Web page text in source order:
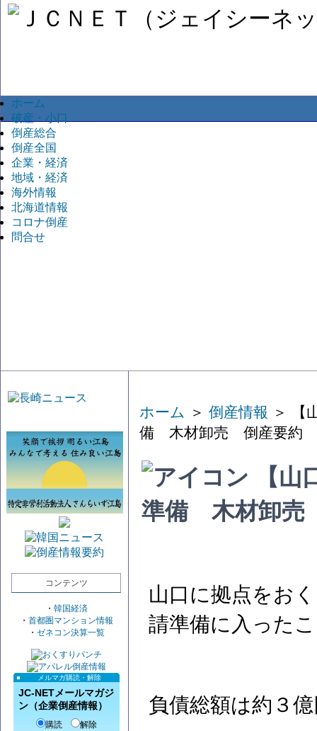
ホーム
破産・小口
倒産総合
倒産全国
企業・経済
地域・経済
海外情報
北海道情報
コロナ倒産
問合せ
コンテンツ
・ 韓国経済
・ 首都圏マンション情報
・ ゼネコン決算一覧
メルマガ購読・解除
JC-NETメールマガジ
ン（企業倒産情報）
購読 解除
ホーム ＞ 倒産情報 ＞ 【
備 木材卸売 倒産要約
【山
準備 木材卸売
山口に拠点をお
請準備に入った
負債総額は約３